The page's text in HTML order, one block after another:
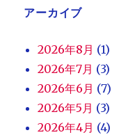
アーカイブ
2026年8月 (1)
2026年7月 (3)
2026年6月 (7)
2026年5月 (3)
2026年4月 (4)